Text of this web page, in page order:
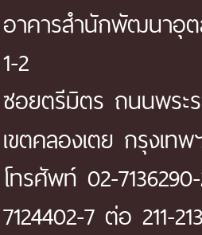
อาคารสำนักพัฒนาอุ
1-2
ซอยตรีมิตร ถนนพระ
เขตคลองเตย กรุงเทพ
โทรศัพท์ 02-
7124402-7 ต่อ 211-213